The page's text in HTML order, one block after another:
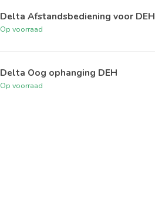
Delta Afstandsbediening voor DEH
Op voorraad
Delta Oog ophanging DEH
Op voorraad